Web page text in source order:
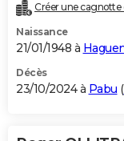
Créer une cagnotte
Naissance
21/01/1948 à
Décès
23/10/2024 à Pabu (